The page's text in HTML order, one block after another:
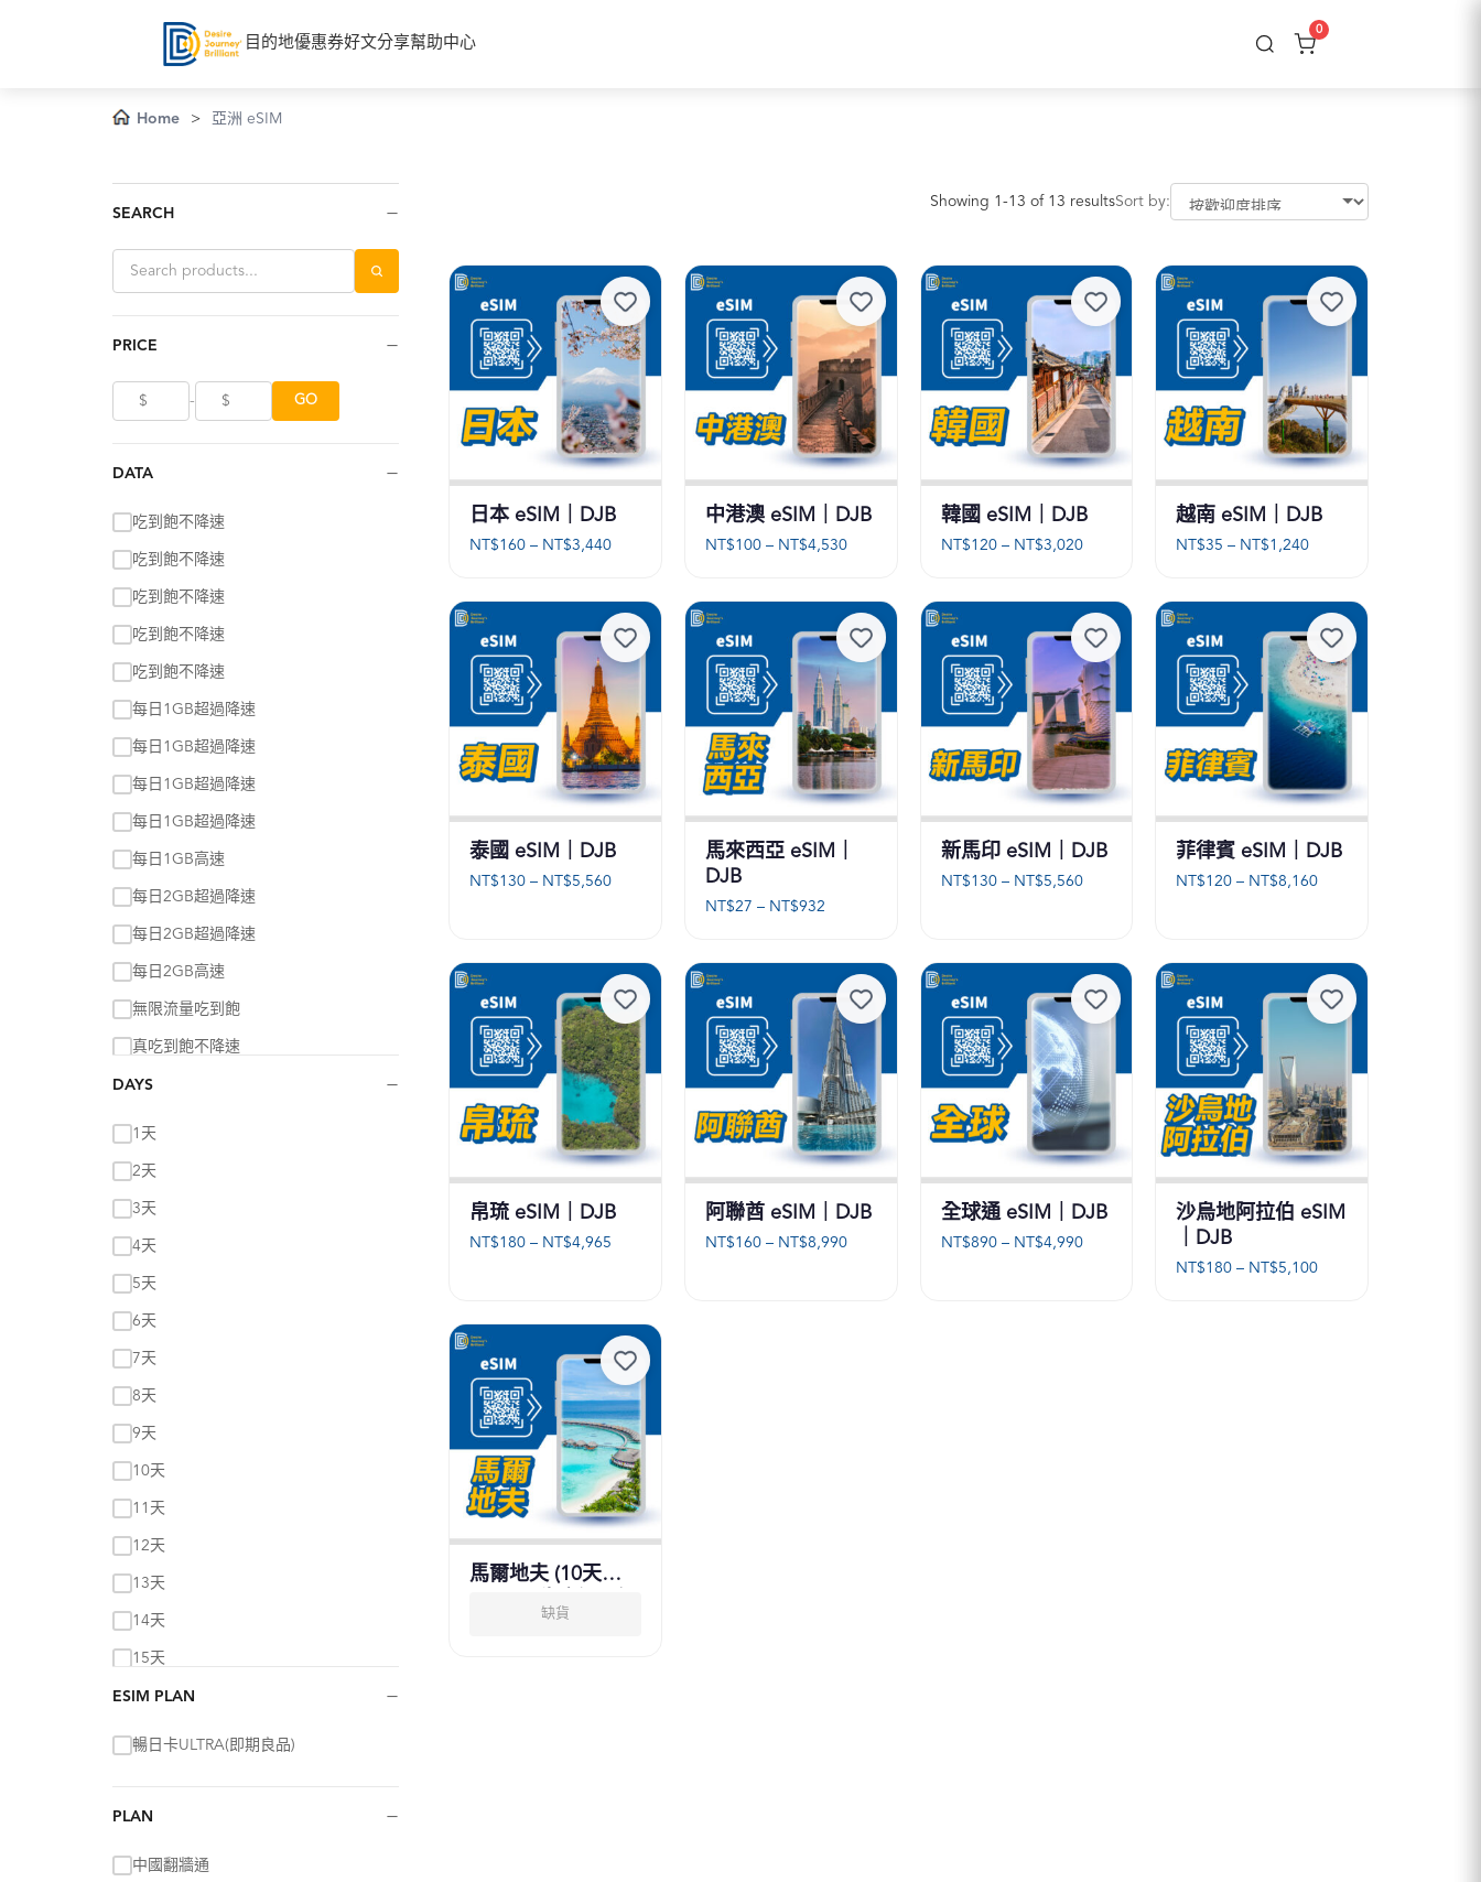
目的地優惠券好文分享幫助中心
0
Home > 亞洲 eSIM
SEARCH −
PRICE −
- GO
DATA −
吃到飽不降速
吃到飽不降速
吃到飽不降速
吃到飽不降速
吃到飽不降速
每日1GB超過降速
每日1GB超過降速
每日1GB超過降速
每日1GB超過降速
每日1GB高速
每日2GB超過降速
每日2GB超過降速
每日2GB高速
無限流量吃到飽
真吃到飽不降速
總量5GB
DAYS −
1天
2天
3天
4天
5天
6天
7天
8天
9天
10天
11天
12天
13天
14天
15天
16天
17天
19天
ESIM PLAN −
暢日卡ULTRA(即期良品)
PLAN −
中國翻牆通
Showing 1-13 of 13 resultsSort by:
日本 eSIM｜DJB
NT$160 – NT$3,440價
圍：
NT$160
到
中港澳 eSIM｜DJB
NT$100 – NT$4,530價
圍：
NT$100
到
NT$4,530
韓國 eSIM｜DJB
NT$120 – NT$3,020價
圍：
NT$120
到
NT$3,020
越南 eSIM｜DJB
NT$35 – NT$1,240價
圍：
NT$35
到
NT$1,240
泰國 eSIM｜DJB
NT$130 – NT$5,560價
NT$130
到
NT$5,560
馬來西亞 eSIM｜
DJB
NT$27 – NT$932價
圍：
NT$27
到
NT$932
新馬印 eSIM｜DJB
NT$130 – NT$5,560價
NT$130
到
NT$5,560
菲律賓 eSIM｜DJB
NT$120 – NT$8,160價
NT$120
到
NT$8,160
帛琉 eSIM｜DJB
NT$180 – NT$4,965
NT$180
到
NT$4,965
阿聯酋 eSIM｜DJB
NT$160 – NT$8,990價
全球通 eSIM｜DJB
NT$890 – NT$4,990價
沙烏地阿拉伯 eSIM
｜DJB
NT$180 – NT$5,100價
馬爾地夫 (10天
話CP值最高) eSIM
缺貨